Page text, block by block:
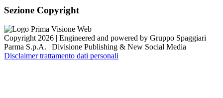
Sezione Copyright
Copyright 2026 | Engineered and powered by Gruppo Spaggiari
Parma S.p.A. | Divisione Publishing & New Social Media
Disclaimer trattamento dati personali